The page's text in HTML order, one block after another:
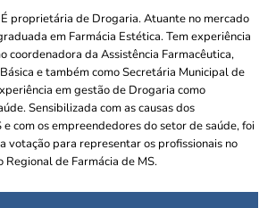
e Estabelecimentos Inscritos no CRF/MS
proprietária de Drogaria. Atuante no mercado
em Farmácia Estética. Tem experiência
coordenadora da Assistência Farmacêutica,
e também como Secretária Municipal de
em gestão de Drogaria como
Sensibilizada com as causas dos
com os empreendedores do setor de saúde, foi
votação para representar os profissionais no
Regional de Farmácia de MS.